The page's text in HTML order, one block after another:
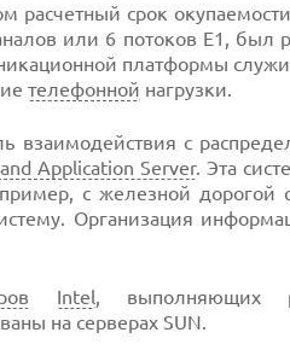
расчетный срок
или 6 потоков E1, был
платформы
телефонной нагрузки.
взаимодействия с
Application Server. Эта
с железной дорогой
Организация
Intel, выполняющих
на серверах SUN.